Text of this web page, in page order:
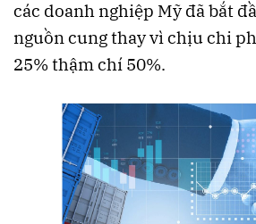
các doanh nghiệp Mỹ đã bắt
nguồn cung thay vì chịu chi
25% thậm chí 50%.